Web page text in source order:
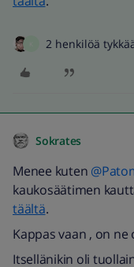
2 henkilöä
Sokrates
Menee kuten
kaukosäätimen
täältä.
Kappas vaan , on
Itsellänikin oli